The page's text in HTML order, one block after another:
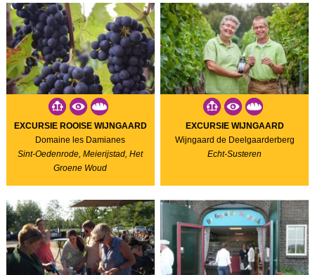
EXCURSIE ROOISE WIJNGAARD
Domaine les Damianes
Sint-Oedenrode, Meierijstad, Het
Groene Woud
EXCURSIE WIJNGAARD
Wijngaard de Deelgaarderberg
Echt-Susteren